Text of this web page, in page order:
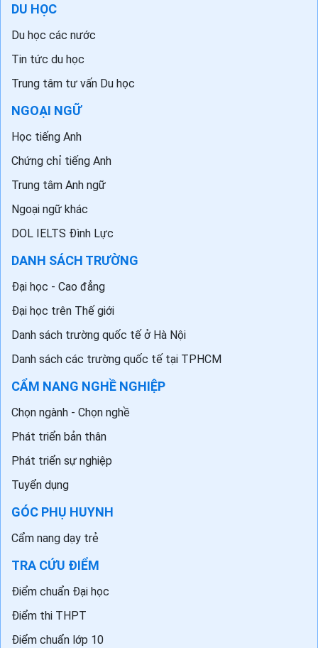
TIN TỨC
Tin tức giáo dục
DU HỌC
Du học các nước
Tin tức du học
Trung tâm tư vấn Du học
NGOẠI NGỮ
Học tiếng Anh
Chứng chỉ tiếng Anh
Trung tâm Anh ngữ
Ngoại ngữ khác
DOL IELTS Đình Lực
DANH SÁCH TRƯỜNG
Đại học - Cao đẳng
Đại học trên Thế giới
Danh sách trường quốc tế ở Hà Nội
Danh sách các trường quốc tế tại TPHCM
CẨM NANG NGHỀ NGHIỆP
Chọn ngành - Chọn nghề
Phát triển bản thân
Phát triển sự nghiệp
Tuyển dụng
GÓC PHỤ HUYNH